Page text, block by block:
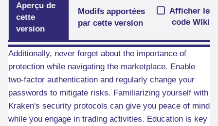
Aperçu de
cette
version
Modifs apportées
par cette version
Afficher le
code Wiki